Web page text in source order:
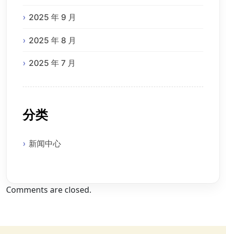
2025 年 9 月
2025 年 8 月
2025 年 7 月
分类
新闻中心
Comments are closed.